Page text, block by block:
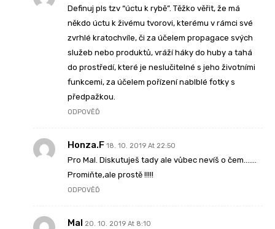
Definuj pls tzv “úctu k rybě”. Těžko věřit, že má
někdo úctu k živému tvorovi, kterému v rámci své
zvrhlé kratochvíle, či za účelem propagace svých
služeb nebo produktů, vráží háky do huby a tahá
do prostředí, které je neslučitelné s jeho životními
funkcemi, za účelem pořízení nablblé fotky s
předpažkou.
ODPOVĚĎ
Honza.F 18. 10. 2019 At 22:50
Pro Mal. Diskutuješ tady ale vůbec nevíš o čem…….
Promiňte,ale prostě !!!!!
ODPOVĚĎ
Mal 20. 10. 2019 At 8:10